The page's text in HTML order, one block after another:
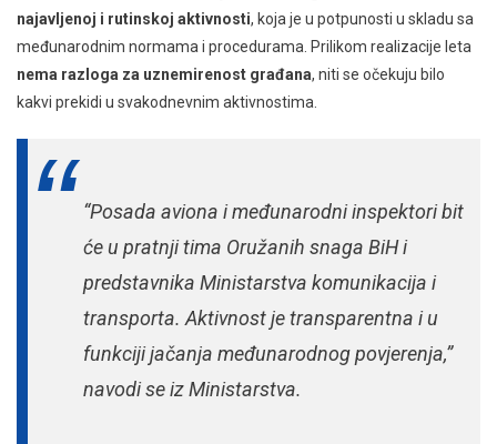
najavljenoj i rutinskoj aktivnosti, koja je u potpunosti u skladu sa
međunarodnim normama i procedurama. Prilikom realizacije leta
nema razloga za uznemirenost građana, niti se očekuju bilo
kakvi prekidi u svakodnevnim aktivnostima.
“Posada aviona i međunarodni inspektori bit
će u pratnji tima Oružanih snaga BiH i
predstavnika Ministarstva komunikacija i
transporta. Aktivnost je transparentna i u
funkciji jačanja međunarodnog povjerenja,”
navodi se iz Ministarstva.